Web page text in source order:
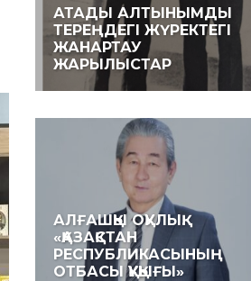
АТАДЫ АЛТЫНЫМДЫ
ТЕРЕҢДЕГІ ЖҮРЕКТЕГІ
ЖАНАРТАУ
ЖАРЫЛЫСТАР
АЛҒАШҚЫ ОҚУЛЫҚ.
«ҚАЗАҚСТАН
РЕСПУБЛИКАСЫНЫҢ
ОТБАСЫ ҚҰҚЫҒЫ»